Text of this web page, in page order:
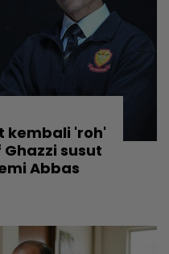
kembali 'roh'
susut
Abbas